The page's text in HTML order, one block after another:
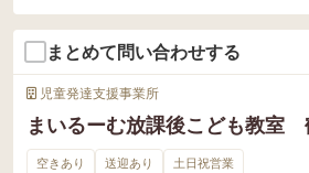
まとめて問い合わせする
児童発達支援事業所
まいるーむ放課後こども教室
空きあり 送迎あり 土日祝営業